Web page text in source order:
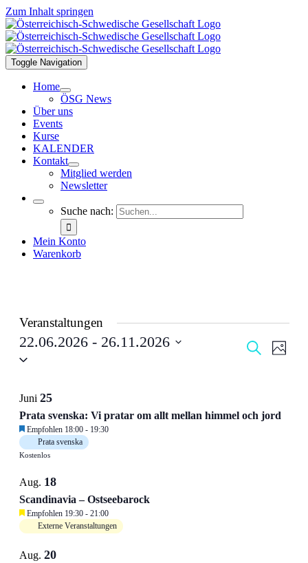
Zum Inhalt springen
Toggle Navigation
Home
ÖSG News
Über uns
Events
Kurse
KALENDER
Kontakt
Mitglied werden
Newsletter
Suche nach:
Mein Konto
Warenkorb
Veranstaltungen
Suche
Foto
22.06.2026 - 26.11.2026
Datum
of
Veranstaltungen
in
Photo
View
Juni 25
Prata svenska: Vi pratar om allt mellan himmel och jord
Empfohlen 18:00 - 19:30
Prata svenska
Kostenlos
Aug. 18
Scandinavia – Ostseebarock
Empfohlen 19:30 - 21:00
Externe Veranstaltungen
Aug. 20